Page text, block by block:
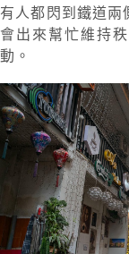
有人都閃到鐵道兩
會出來幫忙維持
動。